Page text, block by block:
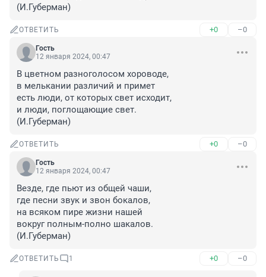
(И.Губерман)
ОТВЕТИТЬ +0 –0
Гость
12 января 2024, 00:47
В цветном разноголосом хороводе,
в мелькании различий и примет
есть люди, от которых свет исходит,
и люди, поглощающие свет.
(И.Губерман)
ОТВЕТИТЬ +0 –0
Гость
12 января 2024, 00:47
Везде, где пьют из общей чаши,
где песни звук и звон бокалов,
на всяком пире жизни нашей
вокруг полным-полно шакалов.
(И.Губерман)
ОТВЕТИТЬ 1 +0 –0